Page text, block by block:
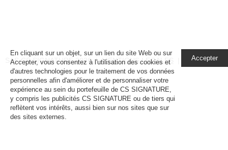
SAS CS SIGNATURE 2026 |MENTIONS LEGALES
En cliquant sur un objet, sur un lien du site Web ou sur
Accepter, vous consentez à l'utilisation des cookies et
d'autres technologies pour le traitement de vos données
personnelles afin d'améliorer et de personnaliser votre
expérience au sein du portefeuille de CS SIGNATURE,
y compris les publicités CS SIGNATURE ou de tiers qui
reflètent vos intérêts, aussi bien sur nos sites que sur
des sites externes.
Accepter